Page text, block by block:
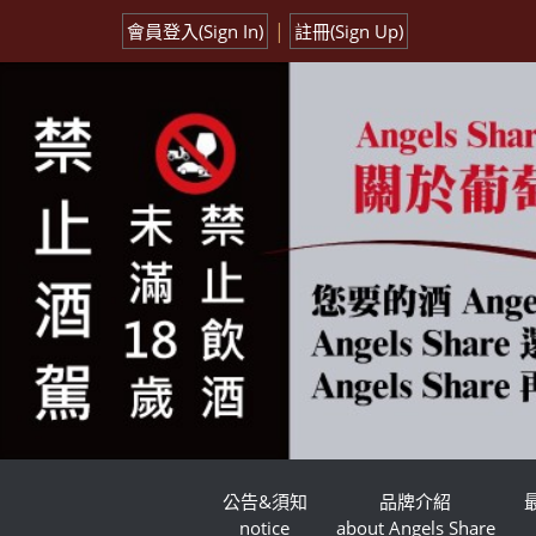
會員登入(Sign In) | 註冊(Sign Up)
公告&須知
notice
品牌介紹
about Angels Share